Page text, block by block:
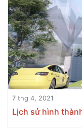
7 thg 4, 2021
Lịch sử hình